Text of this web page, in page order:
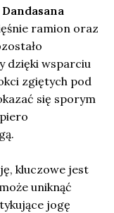
ramion oraz
dzięki wsparciu
zgiętych pod
się sporym
kluczowe jest
uniknąć
jogę